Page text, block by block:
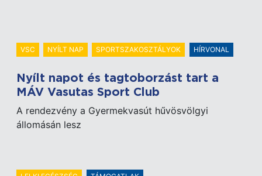
VSC NYÍLT NAP SPORTSZAKOSZTÁLYOK HÍRVONAL
Nyílt napot és tagtoborzást tart a
MÁV Vasutas Sport Club
A rendezvény a Gyermekvasút hűvösvölgyi
állomásán lesz